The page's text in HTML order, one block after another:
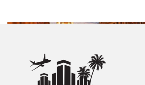
SORTIR